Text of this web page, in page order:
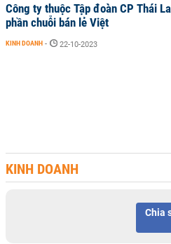
Công ty thuộc Tập đoàn CP Thái
phần chuỗi bán lẻ Việt
KINH DOANH - 22-10-2023
KINH DOANH
Chia